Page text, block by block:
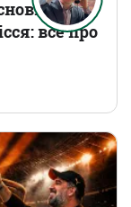
все про